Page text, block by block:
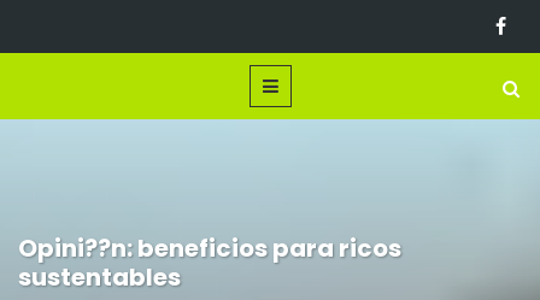
Opini??n: beneficios para ricos
sustentables